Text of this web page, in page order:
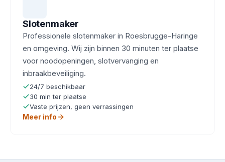
Slotenmaker
Professionele slotenmaker in Roesbrugge-Haringe
en omgeving. Wij zijn binnen 30 minuten ter plaatse
voor noodopeningen, slotvervanging en
inbraakbeveiliging.
24/7 beschikbaar
30 min ter plaatse
Vaste prijzen, geen verrassingen
Meer info